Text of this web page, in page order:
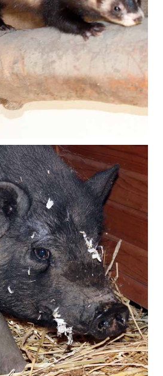
Juli 2018
Frettchen
Juli 2018
Rosi